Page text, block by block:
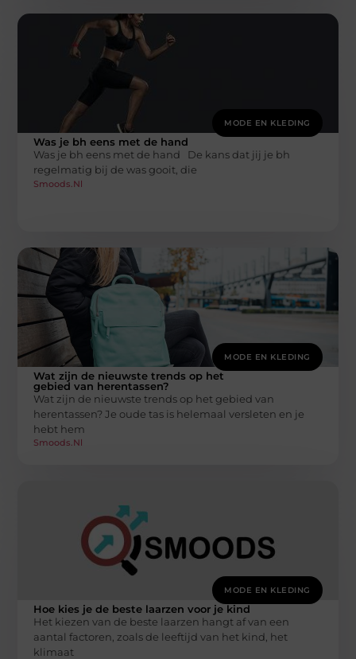
MODE EN KLEDING
Was je bh eens met de hand
Was je bh eens met de hand De kans dat jij je bh
regelmatig bij de was gooit, die
Smoods.nl
MODE EN KLEDING
Wat zijn de nieuwste trends op het
gebied van herentassen?
Wat zijn de nieuwste trends op het gebied van
herentassen? Je oude tas is helemaal versleten en je
hebt hem
Smoods.nl
MODE EN KLEDING
Hoe kies je de beste laarzen voor je kind
Het kiezen van de beste laarzen hangt af van een
aantal factoren, zoals de leeftijd van het kind, het
klimaat